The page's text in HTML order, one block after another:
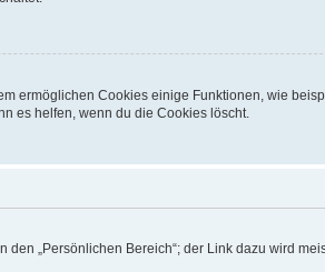
ermöglichen Cookies einige Funktionen, wie
es helfen, wenn du die Cookies löscht.
„Persönlichen Bereich“; der Link dazu wird